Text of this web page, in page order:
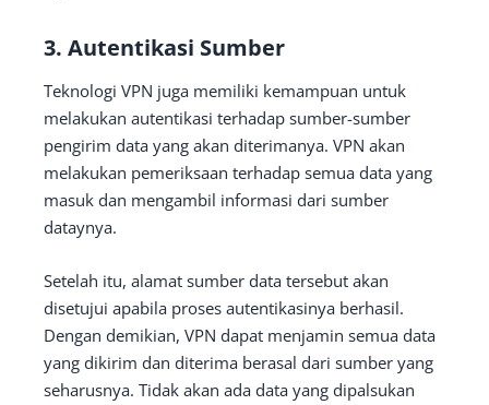
3. Autentikasi Sumber
Teknologi VPN juga memiliki kemampuan untuk
melakukan autentikasi terhadap sumber-sumber
pengirim data yang akan diterimanya. VPN akan
melakukan pemeriksaan terhadap semua data yang
masuk dan mengambil informasi dari sumber
dataynya.
Setelah itu, alamat sumber data tersebut akan
disetujui apabila proses autentikasinya berhasil.
Dengan demikian, VPN dapat menjamin semua data
yang dikirim dan diterima berasal dari sumber yang
seharusnya. Tidak akan ada data yang dipalsukan